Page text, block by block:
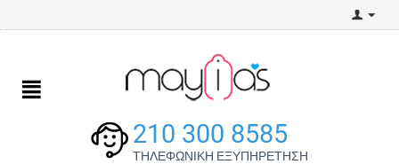
210 300 8585
ΤΗΛΕΦΩΝΙΚΗ ΕΞΥΠΗΡΕΤΗΣΗ